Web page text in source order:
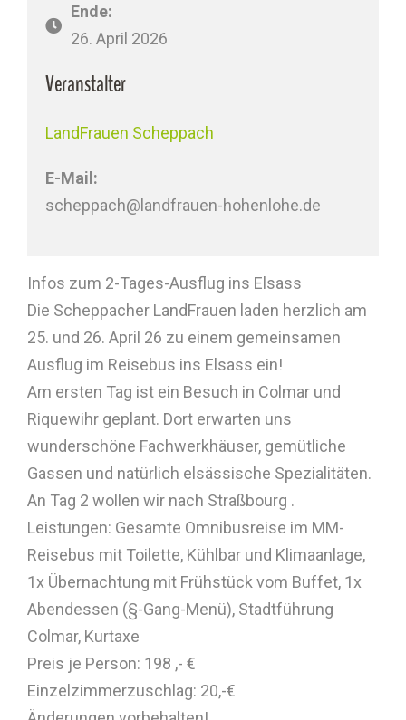
Ende:
26. April 2026
Veranstalter
LandFrauen Scheppach
E-Mail:
scheppach@landfrauen-hohenlohe.de
Infos zum 2-Tages-Ausflug ins Elsass
Die Scheppacher LandFrauen laden herzlich am
25. und 26. April 26 zu einem gemeinsamen
Ausflug im Reisebus ins Elsass ein!
Am ersten Tag ist ein Besuch in Colmar und
Riquewihr geplant. Dort erwarten uns
wunderschöne Fachwerkhäuser, gemütliche
Gassen und natürlich elsässische Spezialitäten.
An Tag 2 wollen wir nach Straßbourg .
Leistungen: Gesamte Omnibusreise im MM-
Reisebus mit Toilette, Kühlbar und Klimaanlage,
1x Übernachtung mit Frühstück vom Buffet, 1x
Abendessen (§-Gang-Menü), Stadtführung
Colmar, Kurtaxe
Preis je Person: 198 ,- €
Einzelzimmerzuschlag: 20,-€